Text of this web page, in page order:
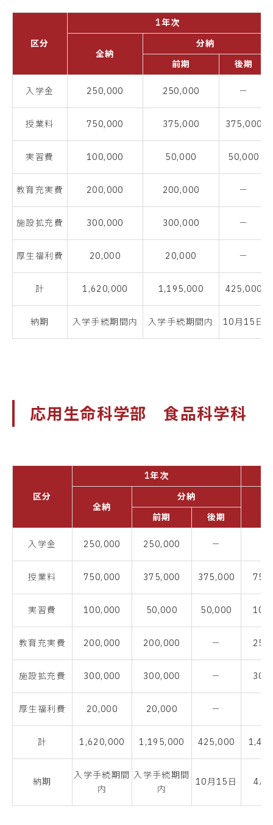
区分
1年次
全納
分納
前期
後期
入学金 250,000 250,000 －
授業料 750,000 375,000 375,000
実習費 100,000 50,000 50,000
教育充実費 200,000 200,000 －
施設拡充費 300,000 300,000 －
厚生福利費 20,000 20,000 －
計 1,620,000 1,195,000 425,000
納期 入学手続期間内 入学手続期間内 10月15日
応用生命科学部 食品科学科
区分
1年次
全納
分納
前期
後期
入学金 250,000 250,000 －
授業料 750,000 375,000 375,000
実習費 100,000 50,000 50,000
教育充実費 200,000 200,000 －
施設拡充費 300,000 300,000 －
厚生福利費 20,000 20,000 －
計 1,620,000 1,195,000 425,000
納期
入学手続期間
内
入学手続期間
内
10月15日 4月